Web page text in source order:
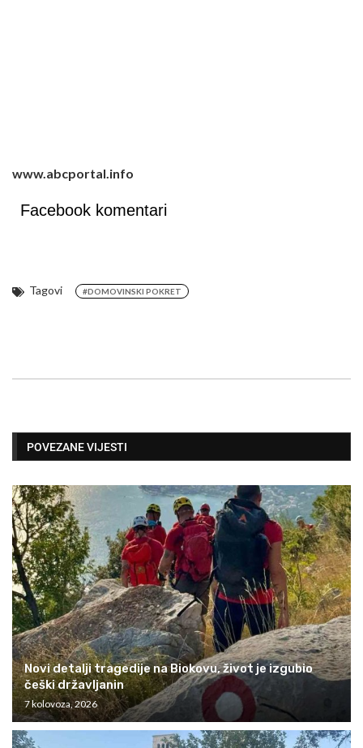
www.abcportal.info
Facebook komentari
Tagovi #DOMOVINSKI POKRET
POVEZANE VIJESTI
Novi detalji tragedije na Biokovu, život je izgubio
češki državljanin
7 kolovoza, 2026